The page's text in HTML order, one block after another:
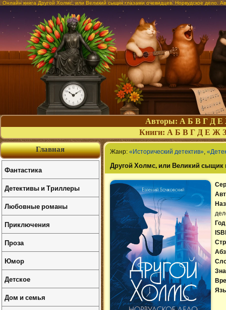
Онлайн книга Другой Холмс, или Великий сыщик глазами очевидцев. Норвудское дело.
Авторы: А Б В Г Д Е
Книги: А Б В Г Д Е Ж З
Жанр: «Исторический детектив»,
Другой Холмс, или Великий сыщик
Главная
Фантастика
Детективы и Триллеры
Любовные романы
Приключения
Проза
Юмор
Детское
Дом и семья